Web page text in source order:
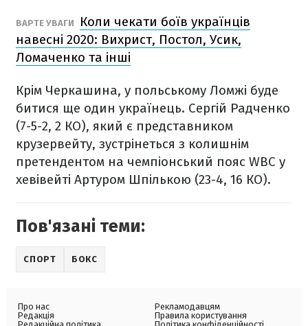
ВАРТЕ УВАГИ
Коли чекати боїв українців
навесні 2020: Вихрист, Постол, Усик,
Ломаченко та інші
Крім Черкашина, у польському Ломжі буде
битися ще один українець. Сергій Радченко
(7-5-2, 2 КО), який є представником
крузервейту, зустрінеться з колишнім
претендентом на чемпіонський пояс WBC у
хевівейті Артуром Шпількою (23-4, 16 КО).
Пов'язані теми:
СПОРТ БОКС
Про нас
Редакція
Рекламодавцям
Правила користування